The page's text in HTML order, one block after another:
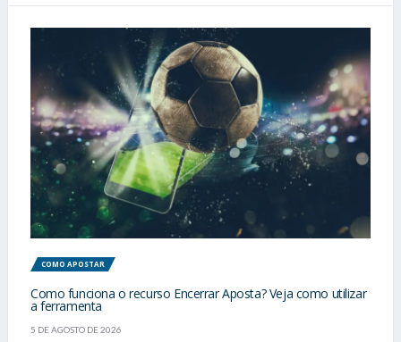
COMO APOSTAR
Como funciona o recurso Encerrar Aposta? Veja como utilizar
a ferramenta
5 DE AGOSTO DE 2026